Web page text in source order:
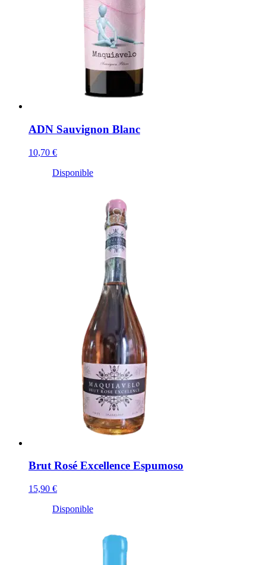
ADN Sauvignon Blanc
10,70 €
Disponible
Brut Rosé Excellence Espumoso
15,90 €
Disponible